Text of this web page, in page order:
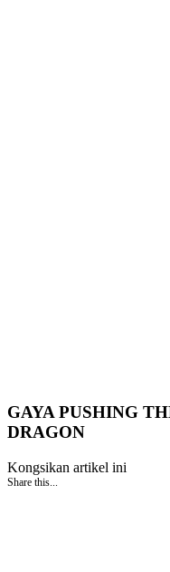
GAYA PUSHING
DRAGON
Kongsikan artikel ini
Share this...